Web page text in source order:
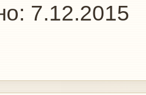
7.12.2015